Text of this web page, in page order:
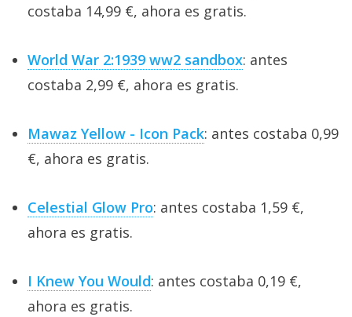
costaba 14,99 €, ahora es gratis.
World War 2:1939 ww2 sandbox: antes
costaba 2,99 €, ahora es gratis.
Mawaz Yellow - Icon Pack: antes costaba 0,99
€, ahora es gratis.
Celestial Glow Pro: antes costaba 1,59 €,
ahora es gratis.
I Knew You Would: antes costaba 0,19 €,
ahora es gratis.